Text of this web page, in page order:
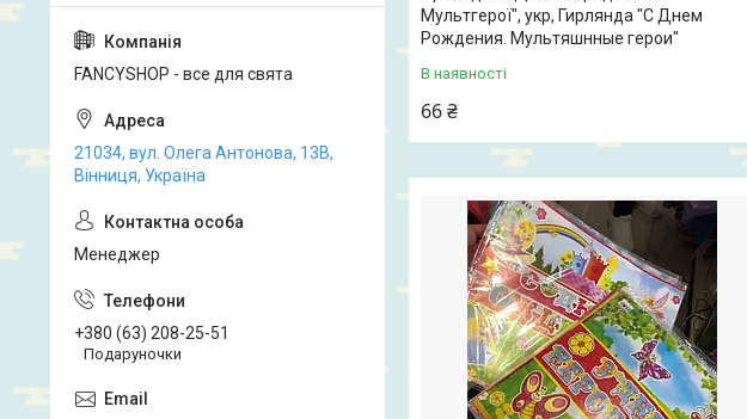
Мультгерої", укр, Гирлянда "С Днем
Рождения. Мультяшнные герои"
В наявності
66 ₴
FANCYSHOP - все для свята
21034, вул. Олега Антонова, 13В,
Вінниця, Україна
Менеджер
+380 (63) 208-25-51
Подаруночки